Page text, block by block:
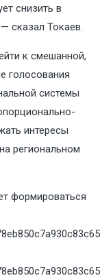
снизить в
сказал Токаев.
к смешанной,
голосования
системы
интересы
региональном
формироваться